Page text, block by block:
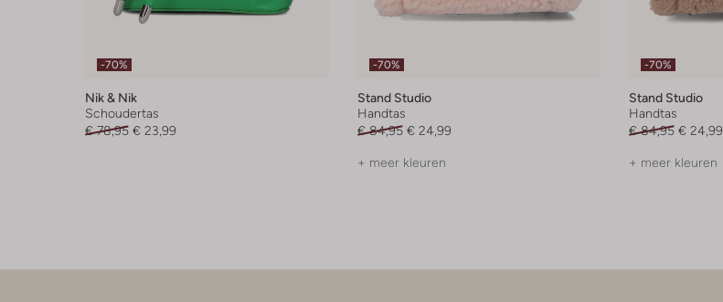
-70%
Nik & Nik
Schoudertas
€ 78,95 € 23,99
-70%
Stand Studio
Handtas
€ 84,95 € 24,99
+ meer kleuren
-70%
Stand Studio
Handtas
€ 84,95 € 24,99
+ meer kleuren